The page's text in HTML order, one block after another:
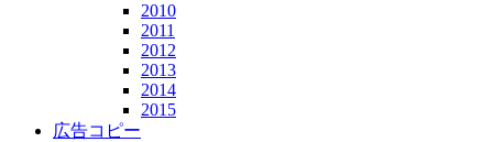
2010
2011
2012
2013
2014
2015
広告コピー